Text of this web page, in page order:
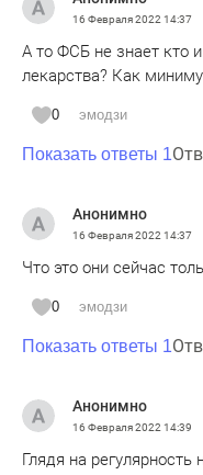
16 Февраля 2022 14:37
А то ФСБ не знает кто
лекарства? Как
0 эмодзи
Показать ответы 1
Анонимно
16 Февраля 2022 14:37
Что это они сейчас
0 эмодзи
Показать ответы 1
Анонимно
16 Февраля 2022 14:39
Глядя на